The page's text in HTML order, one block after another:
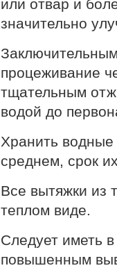
или отвар и
значительно
процеживание
тщательным
водой до
Хранить
среднем, срок
Все вытяжки из
теплом виде.
Следует иметь
повышенным